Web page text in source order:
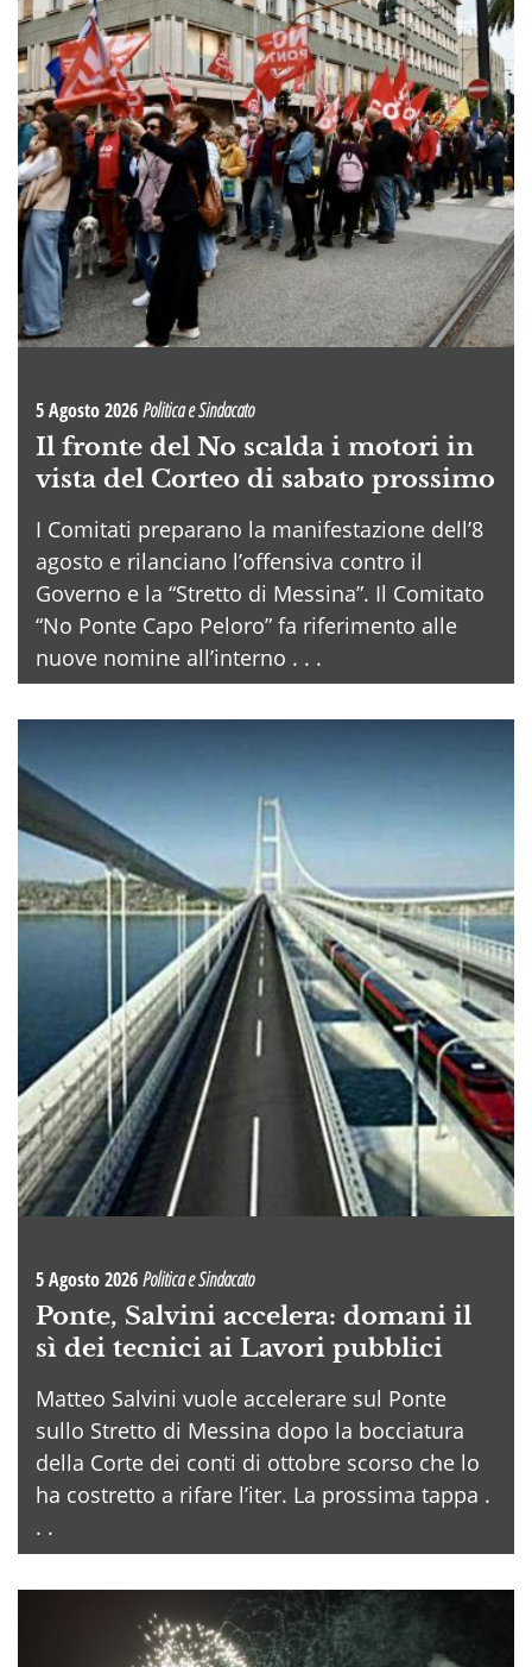
5 Agosto 2026Politica e Sindacato
Il fronte del No scalda i motori in
vista del Corteo di sabato prossimo
I Comitati preparano la manifestazione dell’8
agosto e rilanciano l’offensiva contro il
Governo e la “Stretto di Messina”. Il Comitato
“No Ponte Capo Peloro” fa riferimento alle
nuove nomine all’interno . . .
5 Agosto 2026Politica e Sindacato
Ponte, Salvini accelera: domani il
sì dei tecnici ai Lavori pubblici
Matteo Salvini vuole accelerare sul Ponte
sullo Stretto di Messina dopo la bocciatura
della Corte dei conti di ottobre scorso che lo
ha costretto a rifare l’iter. La prossima tappa .
. .